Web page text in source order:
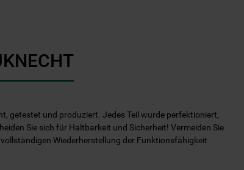
getestet und produziert. Jedes Teil wurde perfektioniert,
Sie sich für Haltbarkeit und Sicherheit! Vermeiden Sie
Wiederherstellung der Funktionsfähigkeit